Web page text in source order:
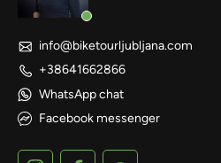
info@biketourljubljana.com
+38641662866
WhatsApp chat
Facebook messenger